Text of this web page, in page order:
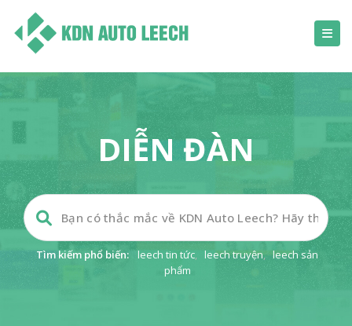
DIỄN ĐÀN
Tìm kiếm phổ biến: leech tin tức, leech truyện, leech sản
phẩm